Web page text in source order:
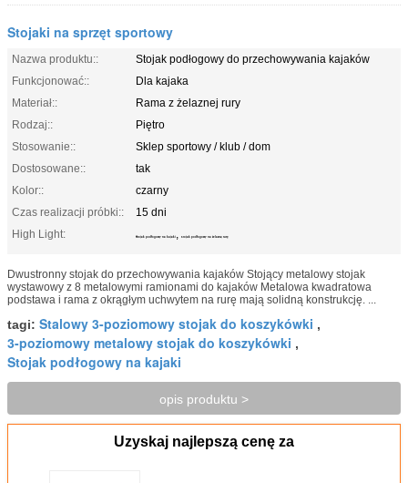
Stojaki na sprzęt sportowy
Nazwa produktu::
Stojak podłogowy do przechowywania kajaków
Funkcjonować::
Dla kajaka
Materiał::
Rama z żelaznej rury
Rodzaj::
Piętro
Stosowanie::
Sklep sportowy / klub / dom
Dostosowane::
tak
Kolor::
czarny
Czas realizacji próbki::
15 dni
High Light:
Stojak podłogowy na kajaki , stojak podłogowy na żelazną rurę
Dwustronny stojak do przechowywania kajaków Stojący metalowy stojak
wystawowy z 8 metalowymi ramionami do kajaków Metalowa kwadratowa
podstawa i rama z okrągłym uchwytem na rurę mają solidną konstrukcję. ...
tagi: Stalowy 3-poziomowy stojak do koszykówki ,
3-poziomowy metalowy stojak do koszykówki ,
Stojak podłogowy na kajaki
opis produktu >
Uzyskaj najlepszą cenę za